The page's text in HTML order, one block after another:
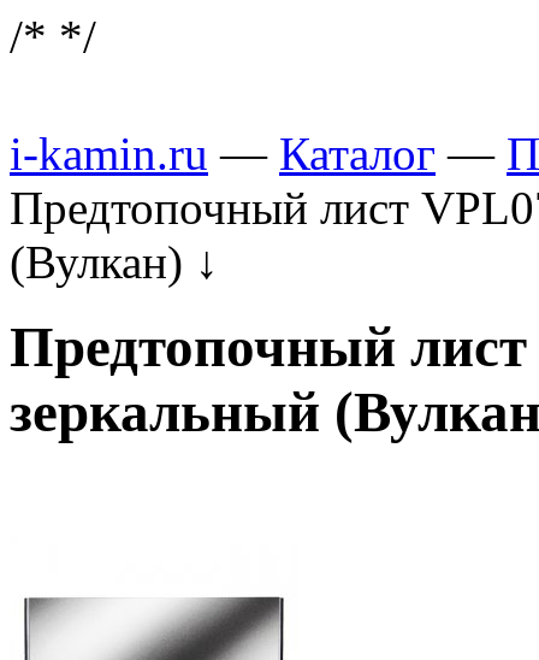
/* */
i-kamin.ru — Каталог —
Предтопочный лист
(Вулкан) ↓
Предтопочный
зеркальный